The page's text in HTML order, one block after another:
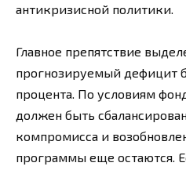
антикризисной политики.
Главное препятствие
прогнозируемый дефицит
процента. По условиям
должен быть
компромисса и
программы еще остаются.